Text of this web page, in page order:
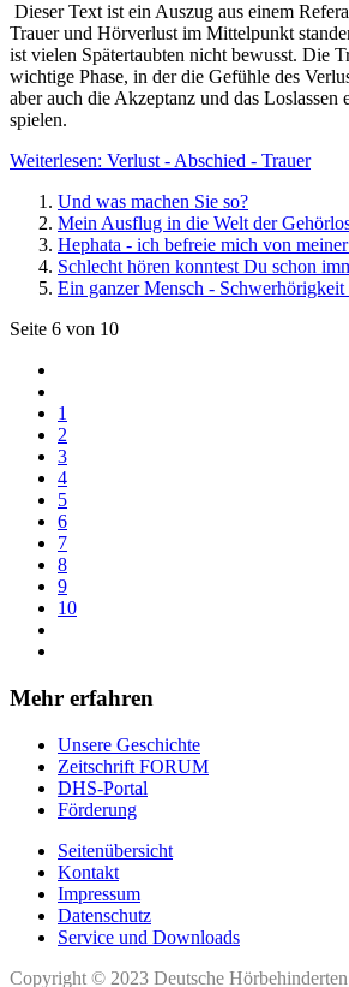
Dieser Text ist ein Auszug aus einem
Trauer und Hörverlust im Mittelpunkt
ist vielen Spätertaubten nicht bewusst. Die
wichtige Phase, in der die Gefühle des
aber auch die Akzeptanz und das Loslassen
spielen.
Weiterlesen: Verlust - Abschied - Trauer
Und was machen Sie so?
Mein Ausflug in die Welt der
Hephata - ich befreie mich von
Schlecht hören konntest Du schon
Ein ganzer Mensch -
Seite 6 von 10
1
2
3
4
5
6
7
8
9
10
Mehr erfahren
Unsere Geschichte
Zeitschrift FORUM
DHS-Portal
Förderung
Seitenübersicht
Kontakt
Impressum
Datenschutz
Service und Downloads
Copyright © 2023 Deutsche